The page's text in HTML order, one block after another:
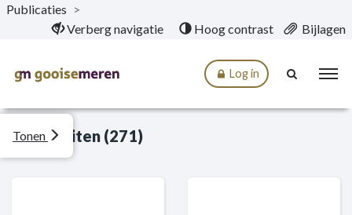
Naar hoofdinhoud
Publicaties >
Verberg navigatie
Hoog contrast Bijlagen
Log in
Tonen
Activiteiten (271)